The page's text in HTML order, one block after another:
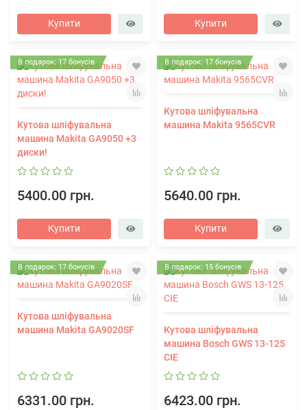
Купити Купити
В подарок: 17 бонусів
Кутова шліфувальна
машина Makita GA9050 +3
диски!
5400.00 грн.
Купити
В подарок: 17 бонусів
Кутова шліфувальна
машина Makita 9565CVR
5640.00 грн.
Купити
В подарок: 17 бонусів
Кутова шліфувальна
машина Makita GA9020SF
6331.00 грн.
В подарок: 15 бонусів
Кутова шліфувальна
машина Bosch GWS 13-125
CIE
6423.00 грн.